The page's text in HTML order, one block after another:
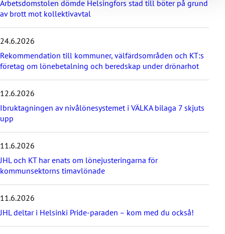
a
ö
v
r
d
e
n
a
s
n
y
h
e
t
e
n
a
Arbetsdomstolen dömde Helsingfors stad till böter på grund
av brott mot kollektivavtal
24.6.2026
Rekommendation till kommuner, välfärdsområden och KT:s
företag om lönebetalning och beredskap under drönarhot
12.6.2026
Ibruktagningen av nivålönesystemet i VÄLKA bilaga 7 skjuts
upp
11.6.2026
JHL och KT har enats om lönejusteringarna för
kommunsektorns timavlönade
11.6.2026
JHL deltar i Helsinki Pride-paraden – kom med du också!